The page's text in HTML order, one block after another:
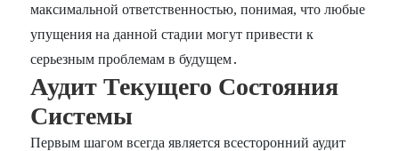
максимальной ответственностью, понимая, что любые
упущения на данной стадии могут привести к
серьезным проблемам в будущем․
Аудит Текущего Состояния
Системы
Первым шагом всегда является всесторонний аудит